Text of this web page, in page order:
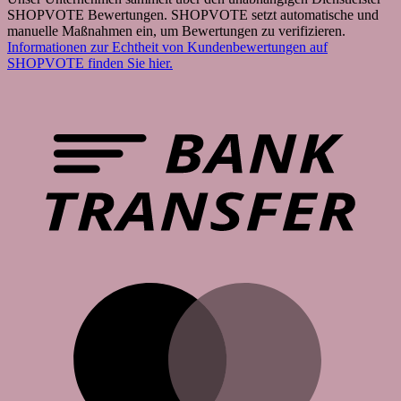
SHOPVOTE Bewertungen. SHOPVOTE setzt automatische und
manuelle Maßnahmen ein, um Bewertungen zu verifizieren.
Informationen zur Echtheit von Kundenbewertungen auf
SHOPVOTE finden Sie hier.